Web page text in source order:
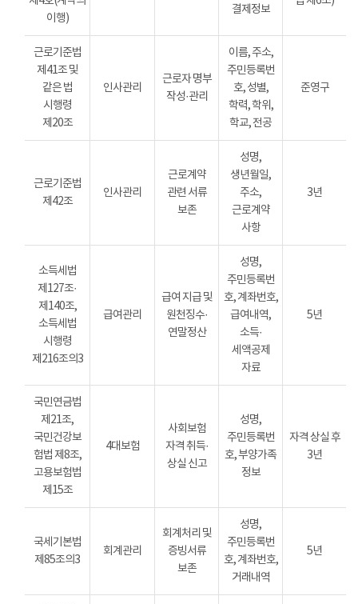
이행)
결제정보
근로기준법
제41조 및
같은 법
시행령
제20조
인사관리
근로자 명부
작성·관리
이름, 주소,
주민등록번
호, 성별,
학력, 학위,
학교, 전공
준영구
근로기준법
제42조
인사관리
근로계약
관련 서류
보존
성명,
생년월일,
주소,
근로계약
사항
3년
소득세법
제127조·
제140조,
소득세법
시행령
제216조의3
급여관리
급여 지급 및
원천징수·
연말정산
성명,
주민등록번
호, 계좌번호,
급여내역,
소득·
세액공제
자료
5년
국민연금법
제21조,
국민건강보
험법 제8조,
고용보험법
제15조
4대보험
사회보험
자격 취득·
상실 신고
성명,
주민등록번
호, 부양가족
정보
자격 상실 후
3년
국세기본법
제85조의3
회계관리
회계처리 및
증빙서류
보존
성명,
주민등록번
호, 계좌번호,
거래내역
5년